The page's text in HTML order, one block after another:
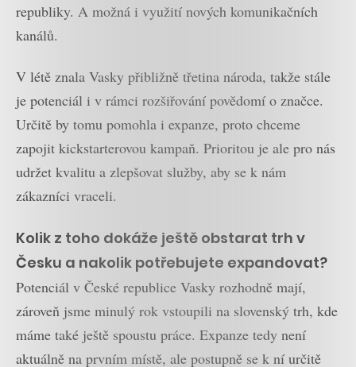
republiky. A možná i využití nových komunikačních
kanálů.
V létě znala Vasky přibližně třetina národa, takže stále
je potenciál i v rámci rozšiřování povědomí o značce.
Určitě by tomu pomohla i expanze, proto chceme
zapojit kickstarterovou kampaň. Prioritou je ale pro nás
udržet kvalitu a zlepšovat služby, aby se k nám
zákazníci vraceli.
Kolik z toho dokáže ještě obstarat trh v
Česku a nakolik potřebujete expandovat?
Potenciál v České republice Vasky rozhodně mají,
zároveň jsme minulý rok vstoupili na slovenský trh, kde
máme také ještě spoustu práce. Expanze tedy není
aktuálně na prvním místě, ale postupně se k ní určitě